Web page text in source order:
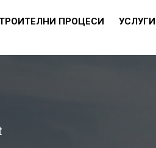
ПРОЦЕСИ
УСЛУГИ